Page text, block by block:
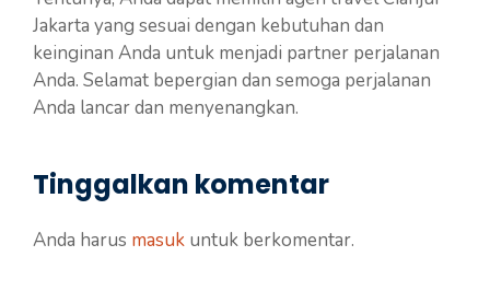
Jakarta yang sesuai dengan kebutuhan dan
keinginan Anda untuk menjadi partner perjalanan
Anda. Selamat bepergian dan semoga perjalanan
Anda lancar dan menyenangkan.
Tinggalkan komentar
Anda harus masuk untuk berkomentar.